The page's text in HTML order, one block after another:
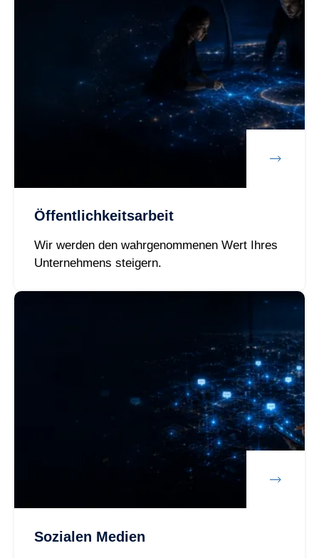
Öffentlichkeitsarbeit
Wir werden den wahrgenommenen Wert Ihres
Unternehmens steigern.
Sozialen Medien